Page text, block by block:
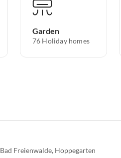
Garden
76 Holiday homes
Bad Freienwalde, Hoppegarten